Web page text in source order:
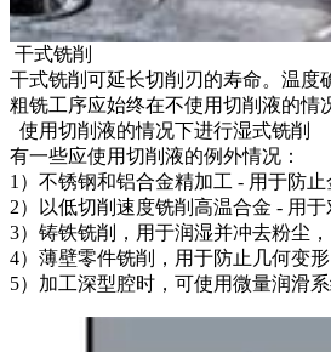
干式铣削
干式铣削可延长切削刃的寿命。温度
粗铣工序应始终在不使用切削液的情
使用切削液的情况下进行湿式铣削
有一些应使用切削液的例外情况：
1）不锈钢和铝合金精加工 - 用于防
2）以低切削速度铣削高温合金 - 用
3）铸铁铣削，用于润湿并冲去粉尘
4）薄壁零件铣削，用于防止几何变形
5）加工深型腔时，可使用微量润滑